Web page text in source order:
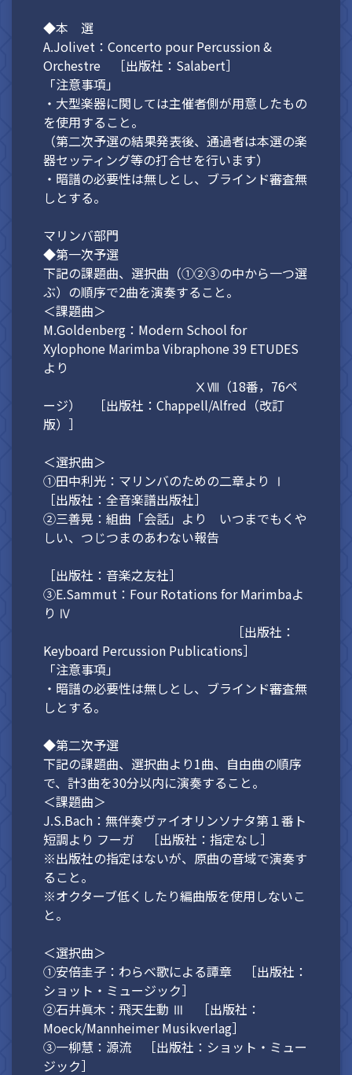
◆本 選
A.Jolivet：Concerto pour Percussion &
Orchestre ［出版社：Salabert］
「注意事項」
・大型楽器に関しては主催者側が用意したもの
を使用すること。
（第二次予選の結果発表後、通過者は本選の楽
器セッティング等の打合せを行います）
・暗譜の必要性は無しとし、ブラインド審査無
しとする。
マリンバ部門
◆第一次予選
下記の課題曲、選択曲（①②③の中から一つ選
ぶ）の順序で2曲を演奏すること。
＜課題曲＞
M.Goldenberg：Modern School for
Xylophone Marimba Vibraphone 39 ETUDES
より
ⅩⅧ（18番，76ペ
ージ） ［出版社：Chappell/Alfred（改訂
版）］
＜選択曲＞
①田中利光：マリンバのための二章より Ⅰ
［出版社：全音楽譜出版社］
②三善晃：組曲「会話」より いつまでもくや
しい、つじつまのあわない報告
［出版社：音楽之友社］
③E.Sammut：Four Rotations for Marimbaよ
り Ⅳ
［出版社：
Keyboard Percussion Publications］
「注意事項」
・暗譜の必要性は無しとし、ブラインド審査無
しとする。
◆第二次予選
下記の課題曲、選択曲より1曲、自由曲の順序
で、計3曲を30分以内に演奏すること。
＜課題曲＞
J.S.Bach：無伴奏ヴァイオリンソナタ第１番ト
短調より フーガ ［出版社：指定なし］
※出版社の指定はないが、原曲の音域で演奏す
ること。
※オクターブ低くしたり編曲版を使用しないこ
と。
＜選択曲＞
①安倍圭子：わらべ歌による譚章 ［出版社：
ショット・ミュージック］
②石井眞木：飛天生動 Ⅲ ［出版社：
Moeck/Mannheimer Musikverlag］
③一柳慧：源流 ［出版社：ショット・ミュー
ジック］